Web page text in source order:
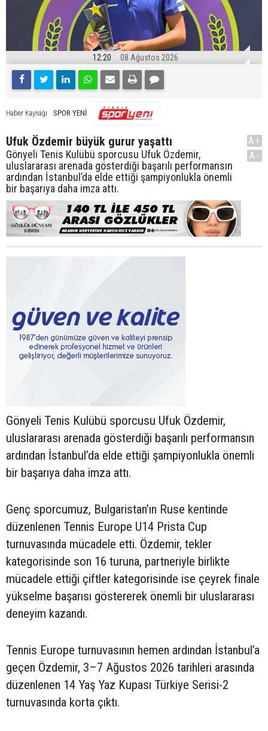
12:20 08 Ağustos 2026
Haber Kaynağı SPOR YENİ
Ufuk Özdemir büyük gurur yaşattı
Gönyeli Tenis Kulübü sporcusu Ufuk Özdemir,
uluslararası arenada gösterdiği başarılı performansın
ardından İstanbul’da elde ettiği şampiyonlukla önemli
bir başarıya daha imza attı.
A+
A-
Gönyeli Tenis Kulübü sporcusu Ufuk Özdemir,
uluslararası arenada gösterdiği başarılı performansın
ardından İstanbul’da elde ettiği şampiyonlukla önemli
bir başarıya daha imza attı.
Genç sporcumuz, Bulgaristan’ın Ruse kentinde
düzenlenen Tennis Europe U14 Prista Cup
turnuvasında mücadele etti. Özdemir, tekler
kategorisinde son 16 turuna, partneriyle birlikte
mücadele ettiği çiftler kategorisinde ise çeyrek finale
yükselme başarısı göstererek önemli bir uluslararası
deneyim kazandı.
Tennis Europe turnuvasının hemen ardından İstanbul’a
geçen Özdemir, 3–7 Ağustos 2026 tarihleri arasında
düzenlenen 14 Yaş Yaz Kupası Türkiye Serisi-2
turnuvasında korta çıktı.